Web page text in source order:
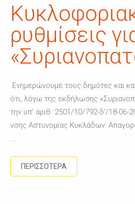
ρυθμίσεις
Ενημερώνουμε τους δημότες και
ότι, λόγω της εκδήλωσης
την υπ’ αριθ. 2501/10/792-δ’/18-
νσης Αστυνομίας Κυκλάδων:
...
ΠΕΡΙΣΣΟΤΕΡΑ